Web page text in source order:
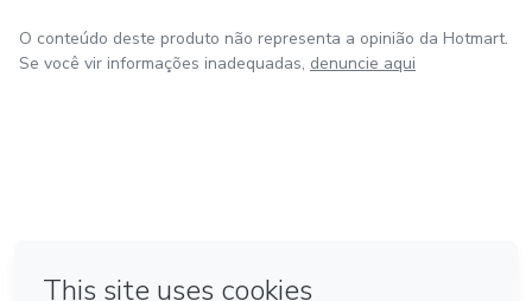
O conteúdo deste produto não representa a opinião da Hotmart.
Se você vir informações inadequadas, denuncie aqui
Feito com ❤ na Cidade do México